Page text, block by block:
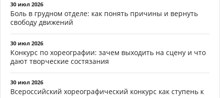
30 июл 2026
Боль в грудном отделе: как понять причины и вернуть
свободу движений
30 июл 2026
Конкурс по хореографии: зачем выходить на сцену и что
дают творческие состязания
30 июл 2026
Всероссийский хореографический конкурс как ступень к